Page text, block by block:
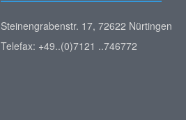
Steinengrabenstr. 17, 72622 Nürtingen
Telefax: +49..(0)7121 ..746772